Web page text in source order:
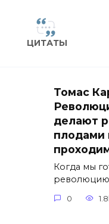
ЦИТАТЫ
Томас
делают
плодами
Когда мы
0